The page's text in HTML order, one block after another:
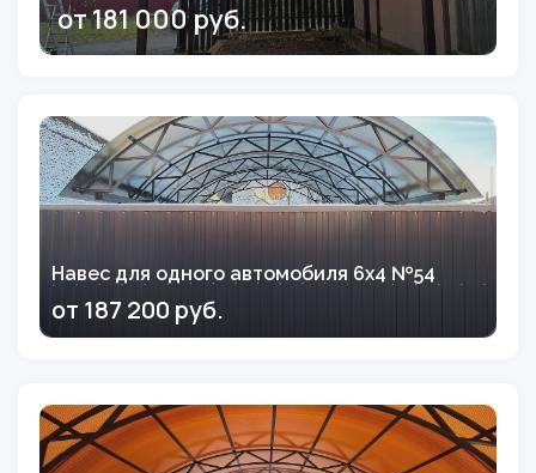
от 181 000 руб.
Навес для одного автомобиля 6х4 №54
от 187 200 руб.